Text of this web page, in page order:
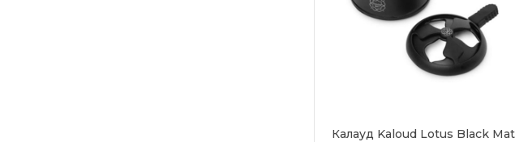
Калауд Kaloud Lotus Black Mat